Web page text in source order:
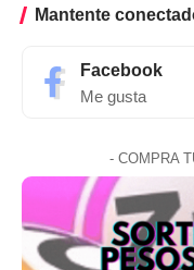
Mantente
Facebook
Me gusta
- COMPRA